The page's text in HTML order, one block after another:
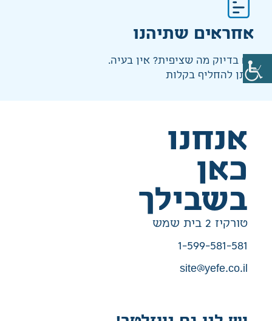
אחראים שתיהנו
לא בדיוק מה שציפית? אין בעיה.
ניתן להחליף בקלות
אנחנו
כאן
בשבילך
טורקיז 2 בית שמש
1-599-581-581
site@yefe.co.il